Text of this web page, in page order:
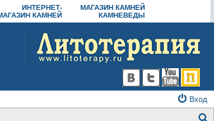
ИНТЕРНЕТ-
КАМНЕЙ
МАГАЗИН КАМНЕЙ
КАМНЕВЕДЫ
Вход